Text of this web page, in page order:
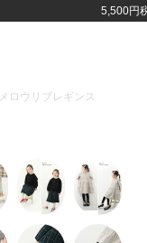
5,500円
メロウリブレギンス